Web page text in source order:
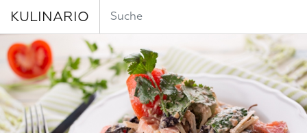
KULINARIO